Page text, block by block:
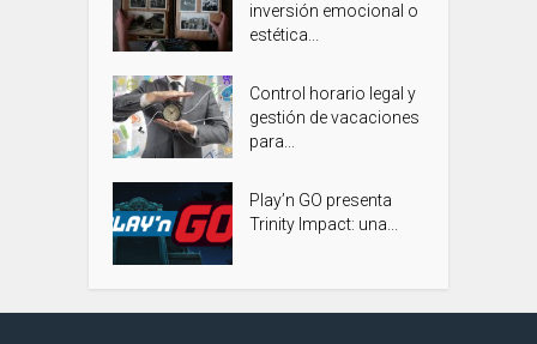
inversión emocional o
estética...
Control horario legal y
gestión de vacaciones
para...
Play’n GO presenta
Trinity Impact: una...